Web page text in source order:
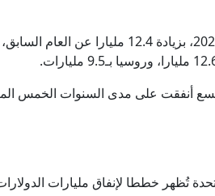
الضربات في لبنان.. وترامب يكرر
وتركيا وباكستان.. بند "الدفاع
على هرمز وطهران تتحدث عن اتفاق
ووفقا للتقرير، أنفقت واشنطن 69.2 مليارا على الأسلحة
تُظهر خططا لإنفاق مليارات